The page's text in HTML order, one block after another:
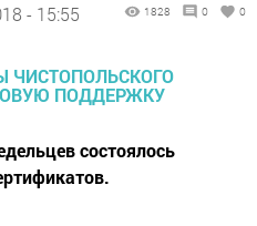
- 15:55 1828 0 0
состоялось